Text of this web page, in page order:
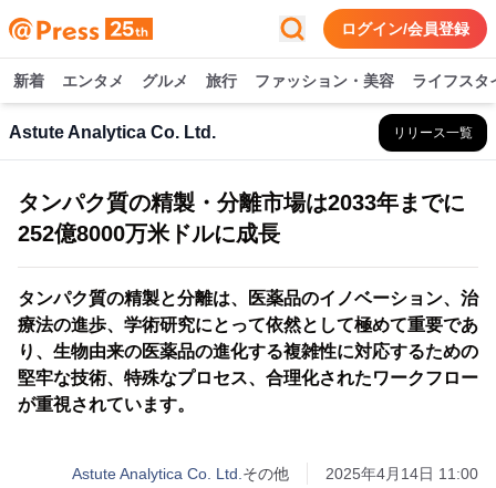
ログイン/会員登録
新着 エンタメ グルメ 旅行 ファッション・美容 ライフスタ
Astute Analytica Co. Ltd. リリース一覧
タンパク質の精製・分離市場は2033年までに
252億8000万米ドルに成長
タンパク質の精製と分離は、医薬品のイノベーション、治
療法の進歩、学術研究にとって依然として極めて重要であ
り、生物由来の医薬品の進化する複雑性に対応するための
堅牢な技術、特殊なプロセス、合理化されたワークフロー
が重視されています。
Astute Analytica Co. Ltd. その他 2025年4月14日 11:00